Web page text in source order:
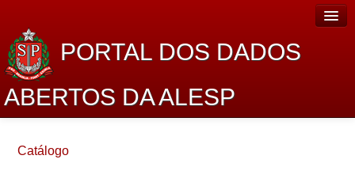
PORTAL DOS DADOS
ABERTOS DA ALESP
Sobre o projeto
Catálogo